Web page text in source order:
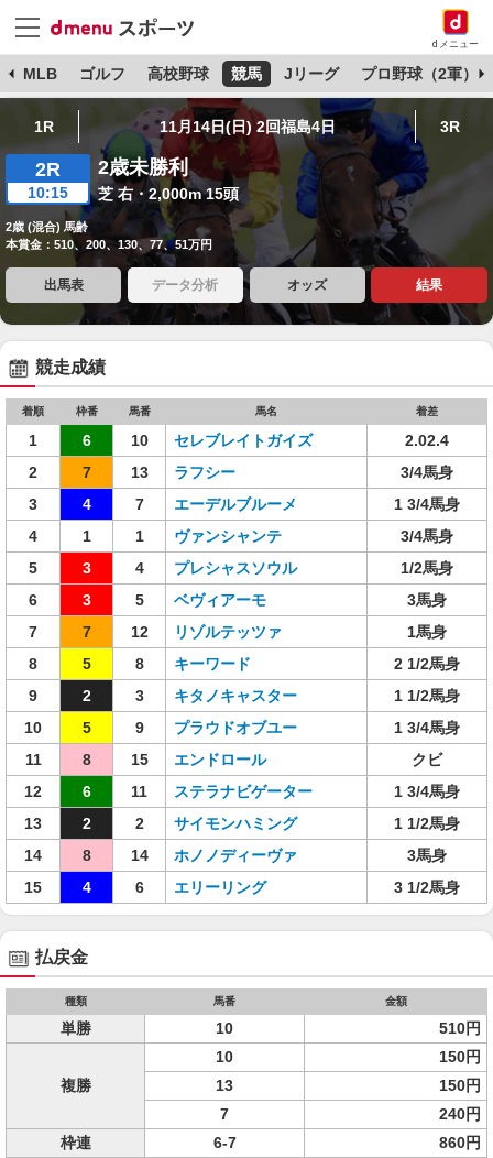
dメニュー
MLB ゴルフ 高校野球 競馬 Jリーグ プロ野球（2軍）
1R 11月14日(日) 2回福島4日 3R
2R
10:15
2歳未勝利
芝 右・2,000m 15頭
2歳 (混合) 馬齢
本賞金：510、200、130、77、51万円
出馬表 データ分析 オッズ 結果
競走成績
着順 枠番 馬番 馬名 着差
1 6 10 セレブレイトガイズ
2.02.4
2
7 13 ラフシー
3/4馬身
3
4 7 エーデルブルーメ
1 3/4馬身
4
1 1 ヴァンシャンテ
3/4馬身
5
3 4 プレシャスソウル
1/2馬身
6
3 5 ベヴィアーモ
3馬身
7
7 12 リゾルテッツァ
1馬身
8
5 8 キーワード
2 1/2馬身
9
2 3 キタノキャスター
1 1/2馬身
10
5 9 プラウドオブユー
1 3/4馬身
11
8 15 エンドロール
クビ
12
6 11 ステラナビゲーター
1 3/4馬身
13
2 2 サイモンハミング
1 1/2馬身
14
8 14 ホノノディーヴァ
3馬身
15
4 6 エリーリング 3 1/2馬身
払戻金
種類 馬番 金額
単勝 10 510円
複勝
10
150円
13
150円
7
240円
枠連
6-7
860円